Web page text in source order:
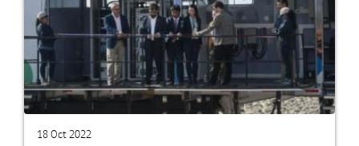
18 Oct 2022